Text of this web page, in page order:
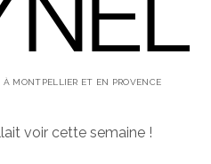
MONTPELLIER ET EN PROVENCE
voir cette semaine !